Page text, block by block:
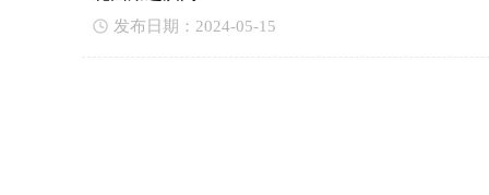
发布日期：2024-05-15